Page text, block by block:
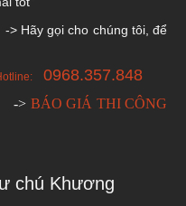
chúng tôi, để
0968.357.848
BÁO GIÁ THI CÔNG
chú Khương